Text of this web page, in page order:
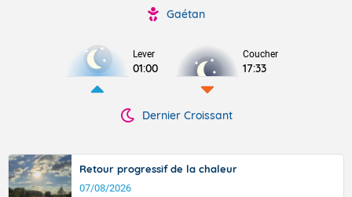
Gaétan
Lever
01:00
Coucher
17:33
Dernier Croissant
Retour progressif de la chaleur
07/08/2026